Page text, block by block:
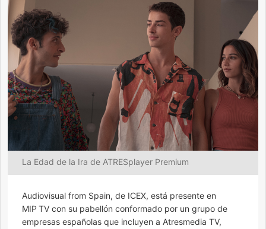
La Edad de la Ira de ATRESplayer Premium
Audiovisual from Spain, de ICEX, está presente en
MIP TV con su pabellón conformado por un grupo de
empresas españolas que incluyen a Atresmedia TV,